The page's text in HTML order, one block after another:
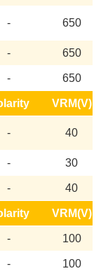
- 650
- 650
- 650
VRM(V)
- 40
- 30
- 40
VRM(V)
- 100
- 100